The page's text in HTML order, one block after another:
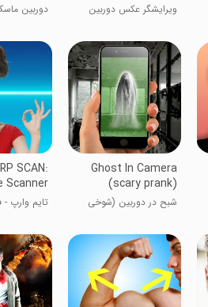
ویرایشگر عکس دوربین
دوربین
Ghost In Camera
(scary prank)
شبح در دوربین (شوخی
SCAN:
Scanner
تایم وارپ -